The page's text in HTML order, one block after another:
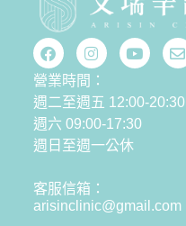
營業時間：
週二至週五 12:00-20:30
週六 09:00-17:30
週日至週一公休
客服信箱：
arisinclinic@gmail.com